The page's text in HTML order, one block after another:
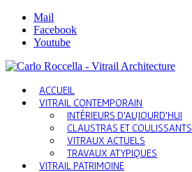
Mail
Facebook
Youtube
ACCUEIL
VITRAIL CONTEMPORAIN
INTÉRIEURS D’AUJOURD’HUI
CLAUSTRAS ET COULISSANTS
VITRAUX ACTUELS
TRAVAUX ATYPIQUES
VITRAIL PATRIMOINE